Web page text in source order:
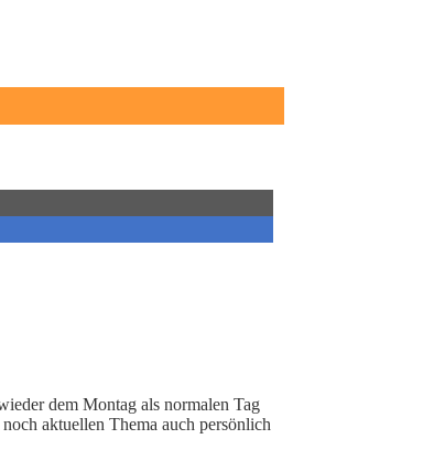
dem Montag als normalen Tag
aktuellen Thema auch persönlich